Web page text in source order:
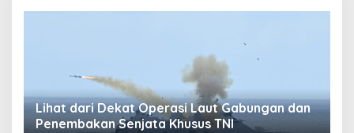
Lihat dari Dekat Operasi Laut Gabungan dan
Penembakan Senjata Khusus TNI